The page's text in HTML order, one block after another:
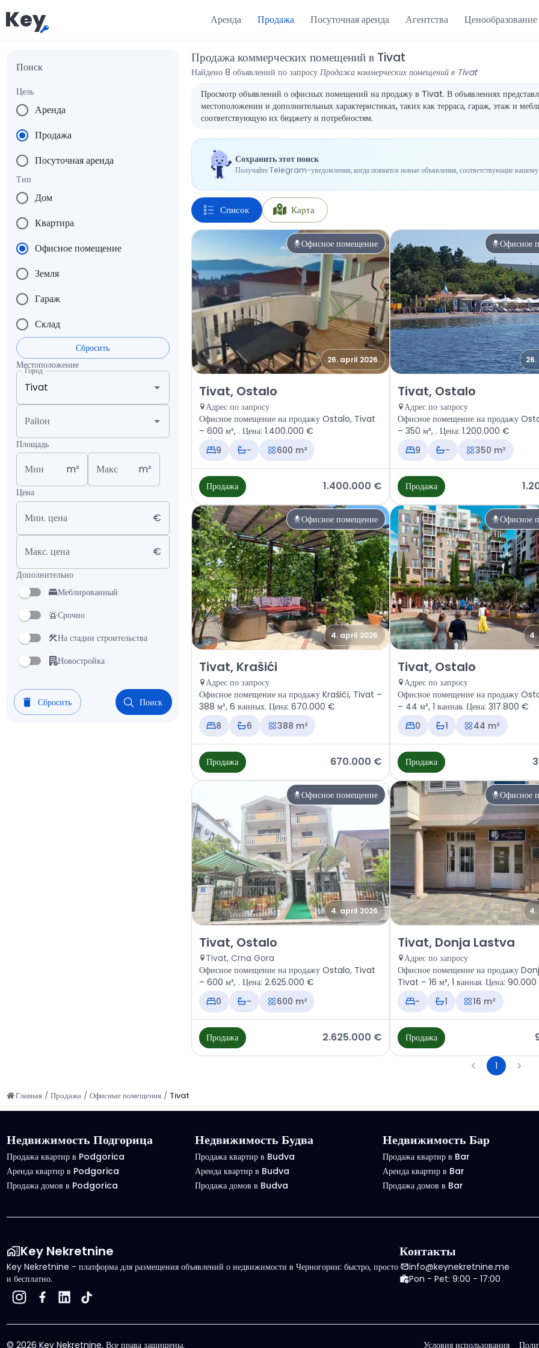
Key Аренда Продажа Посуточная аренда Агентства Ценообразование
Поиск
Цель
Аренда
Продажа
Посуточная аренда
Тип
Дом
Квартира
Офисное помещение
Земля
Гараж
Склад
Сбросить
Местоположение
Город
Район
Площадь
Мин m² Макс m²
Цена
Мин. цена €
Макс. цена €
Дополнительно
Меблированный
Срочно
На стадии строительства
Новостройка
Сбросить Поиск
Продажа коммерческих помещений в Tivat
Найдено 8 объявлений по запросу Продажа коммерческих помещений в Tivat
Просмотр объявлений о офисных помещений на продажу в Tivat. В объявлениях
местоположении и дополнительных характеристиках, таких как терраса, гараж, этаж и
соответствующую их бюджету и потребностям.
Сохранить этот поиск
Получайте Telegram-уведомления, когда появятся новые объявления, соответствующие вашему
Список Карта
Офисное помещение
26. april 2026.
Продажа - Офисное помещение Tivat, Ostalo
Tivat, Ostalo
Адрес по запросу
Офисное помещение на продажу Ostalo, Tivat
– 600 м², . Цена: 1.400.000 €
9
- 600 m²
Продажа 1.400.000 €
Офисное
Продажа - Офисное помещение
Tivat, Ostalo
Адрес по запросу
Офисное помещение на продажу
– 350 м², . Цена: 1.200.000 €
9
- 350 m²
Продажа
Офисное помещение
4. april 2026.
Продажа - Офисное помещение Tivat, Krašići
Tivat, Krašići
Адрес по запросу
Офисное помещение на продажу Krašići, Tivat –
388 м², 6 ванных. Цена: 670.000 €
8
6 388 m²
Продажа 670.000 €
Офисное
4.
Продажа - Офисное помещение
Tivat, Ostalo
Адрес по запросу
Офисное помещение на продажу
– 44 м², 1 ванная. Цена: 317.800 €
0
1 44 m²
Продажа
Офисное помещение
4. april 2026.
Продажа - Офисное помещение Tivat, Ostalo
Tivat, Ostalo
Tivat, Crna Gora
Офисное помещение на продажу Ostalo, Tivat
– 600 м², . Цена: 2.625.000 €
0
- 600 m²
Продажа 2.625.000 €
Офисное
4.
Продажа - Офисное помещение
Tivat, Donja Lastva
Адрес по запросу
Офисное помещение на продажу
Tivat – 16 м², 1 ванная. Цена:
-
1 16 m²
Продажа
1
Главная / Продажа / Офисные помещения / Tivat
Недвижимость Подгорица
Продажа квартир в Podgorica
Аренда квартир в Podgorica
Продажа домов в Podgorica
Недвижимость Будва
Продажа квартир в Budva
Аренда квартир в Budva
Продажа домов в Budva
Недвижимость Бар
Продажа квартир в Bar
Аренда квартир в Bar
Продажа домов в Bar
Key Nekretnine
Key Nekretnine - платформа для размещения объявлений о недвижимости в Черногории: быстро, просто
и бесплатно.
Контакты
info@keynekretnine.me
Pon - Pet: 9:00 - 17:00
©2026 Key Nekretnine.Все права защищены. Условия использования